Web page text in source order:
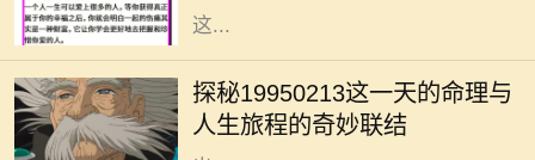
这...
探秘19950213这一天的命理与
人生旅程的奇妙联结
在命理学中，每个人的生日都承载着
独特的命运密码。1995年2月13日，
这一天的出生者往往被认为拥有丰富
的内在潜能与无限的可能性。那么，